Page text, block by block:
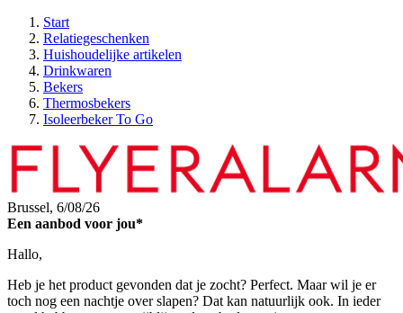
Start
Relatiegeschenken
Huishoudelijke artikelen
Drinkwaren
Bekers
Thermosbekers
Isoleerbeker To Go
Brussel, 6/08/26
Een aanbod voor jou*
Hallo,
Heb je het product gevonden dat je zocht? Perfect. Maar wil je er
toch nog een nachtje over slapen? Dat kan natuurlijk ook. In ieder